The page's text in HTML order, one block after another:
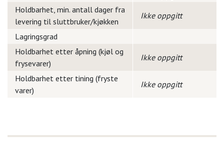
Holdbarhet, min. antall dager fra
levering til sluttbruker/kjøkken
Ikke oppgitt
Lagringsgrad
Holdbarhet etter åpning (kjøl og
frysevarer)
Ikke oppgitt
Holdbarhet etter tining (fryste
varer)
Ikke oppgitt